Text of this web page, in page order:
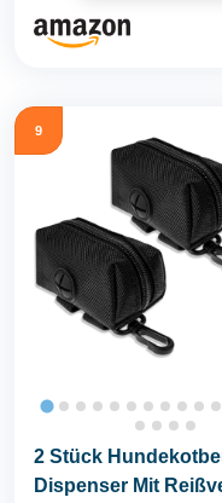
9
2 Stück
Dispenser Mit